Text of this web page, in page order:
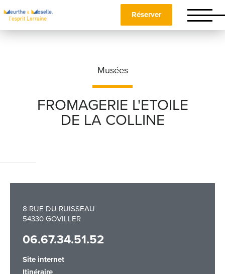
Réserver
Musées
FROMAGERIE L'ETOILE
DE LA COLLINE
8 RUE DU RUISSEAU
54330 GOVILLER
06.67.34.51.52
Site internet
Itinéraire
Téléphone
Adresse email